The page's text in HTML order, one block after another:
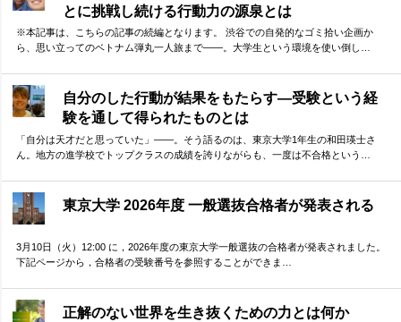
とに挑戦し続ける行動力の源泉とは
※本記事は、こちらの記事の続編となります。 渋谷での自発的なゴミ拾い企画か
ら、思い立ってのベトナム弾丸一人旅まで——。大学生という環境を使い倒し…
自分のした行動が結果をもたらす―受験という経
験を通して得られたものとは
「自分は天才だと思っていた」——。そう語るのは、東京大学1年生の和田瑛士さ
ん。地方の進学校でトップクラスの成績を誇りながらも、一度は不合格という…
東京大学 2026年度 一般選抜合格者が発表される
3月10日（火）12:00 に，2026年度の東京大学一般選抜の合格者が発表されました。
下記ページから，合格者の受験番号を参照することができま…
正解のない世界を生き抜くための力とは何か